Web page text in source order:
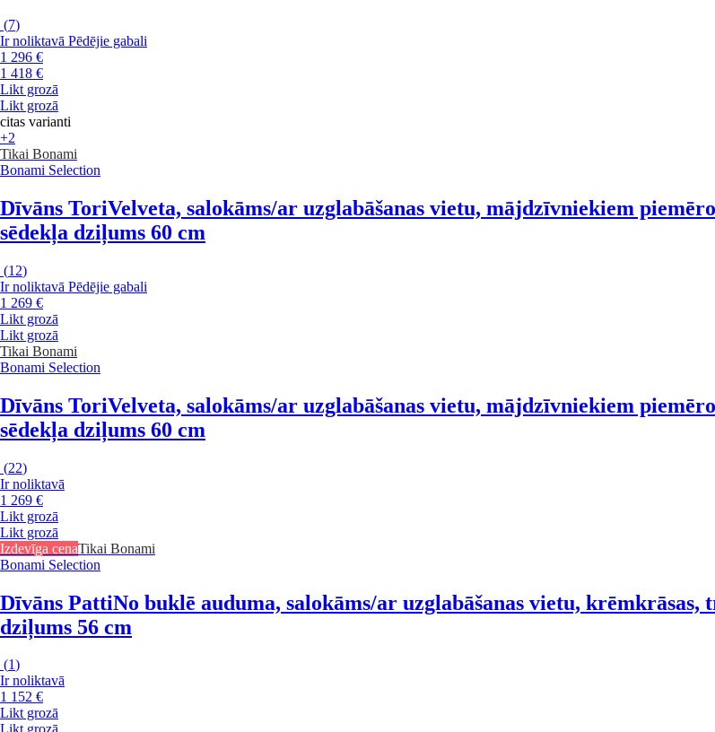
(7)
Ir noliktavā Pēdējie gabali
1 296 €
1 418 €
Likt grozā
Likt grozā
citas varianti
+2
Tikai Bonami
Bonami Selection
Dīvāns ToriVelveta, salokāms/ar uzglabāšanas vietu, mājdzīvniekiem
sēdekļa dziļums 60 cm
(12)
Ir noliktavā Pēdējie gabali
1 269 €
Likt grozā
Likt grozā
Tikai Bonami
Bonami Selection
Dīvāns ToriVelveta, salokāms/ar uzglabāšanas vietu, mājdzīvniekiem
sēdekļa dziļums 60 cm
(22)
Ir noliktavā
1 269 €
Likt grozā
Likt grozā
Izdevīga cenaTikai Bonami
Bonami Selection
Dīvāns PattiNo buklē auduma, salokāms/ar uzglabāšanas vietu,
dziļums 56 cm
(1)
Ir noliktavā
1 152 €
Likt grozā